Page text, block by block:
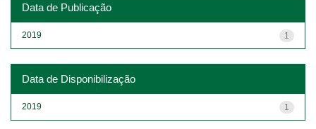
Data de Publicação
1
2019
Data de Disponibilização
1
2019